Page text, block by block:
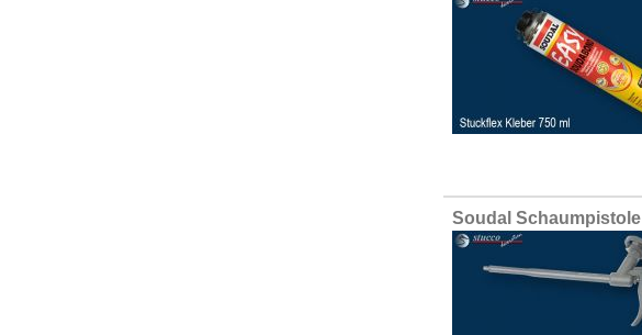
Soudal Schaumpistole